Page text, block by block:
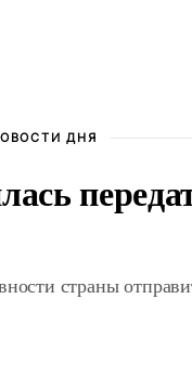
ДНЯ
страны